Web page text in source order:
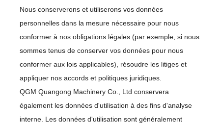
Nous conserverons et utiliserons vos données
personnelles dans la mesure nécessaire pour nous
conformer à nos obligations légales (par exemple, si nous
sommes tenus de conserver vos données pour nous
conformer aux lois applicables), résoudre les litiges et
appliquer nos accords et politiques juridiques.
QGM Quangong Machinery Co., Ltd conservera
également les données d'utilisation à des fins d'analyse
interne. Les données d'utilisation sont généralement